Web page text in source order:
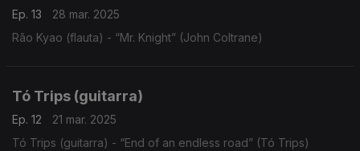
Ep. 13
28 mar. 2025
Rão Kyao (flauta) - “Mr. Knight” (John Coltrane)
Tó Trips (guitarra)
Ep. 12
21 mar. 2025
Tó Trips (guitarra) - “End of an endless road” (Tó Trips)